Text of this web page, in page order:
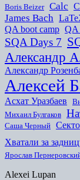
Boris Beizer Calc
James Bach
QA boot camp QA
SQA Days 7
Александр
Александр
Алексей
Асхат Уразбаев
Михаил Булгаков
Саша Черный
Хватали за
Ярослав
Alexei Lupan